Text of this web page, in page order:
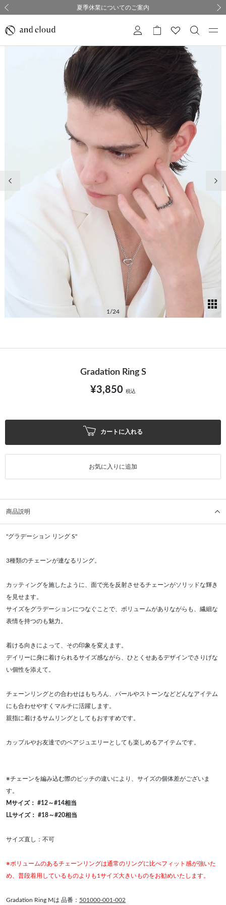
採用のご案内
熊本県熊本地方を震源とする地震の影響について
夏季休業についてのご案内
購入証明書ペーパーレス化のお知らせ
採用のご案内
熊本県熊本地方を震源とする地震の影響について
1 /24
Gradation Ring S
¥3,850 税込
カートに入れる
お気に入りに追加
商品説明
"グラデーション リング S"
3種類のチェーンが連なるリング。
カッティングを施したように、面で光を反射させるチェーンがソリッドな輝き
を見せます。
サイズをグラデーションにつなぐことで、ボリュームがありながらも、繊細な
表情を持つのも魅力。
着ける向きによって、その印象を変えます。
デイリーに身に着けられるサイズ感ながら、ひとくせあるデザインでさりげな
い個性を添えて。
チェーンリングとの合わせはもちろん、パールやストーンなどどんなアイテム
にも合わせやすくマルチに活躍します。
親指に着けるサムリングとしてもおすすめです。
カップルやお友達でのペアジュエリーとしても楽しめるアイテムです。
※チェーンを編み込む際のピッチの違いにより、サイズの個体差がございま
す。
Mサイズ： #12～#14相当
LLサイズ： #18～#20相当
サイズ直し：不可
※ボリュームのあるチェーンリングは通常のリングに比べフィット感が強いた
め、普段着用しているものよりも1サイズ大きいものをお勧めいたします。
Gradation Ring Mは 品番： 501000-001-002